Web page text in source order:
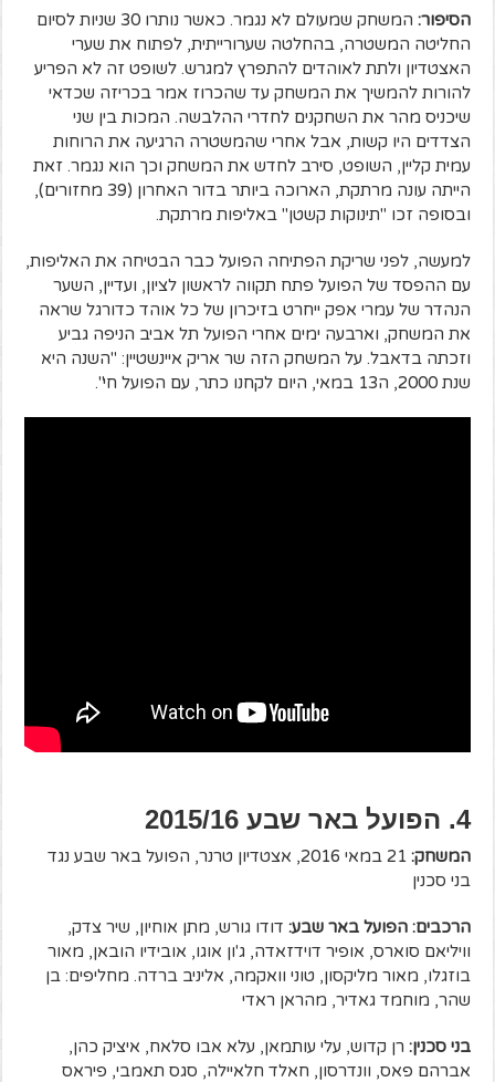
הסיפור:
המשחק שמעולם לא נגמר. כאשר נותרו 30 שניות לסיום
החליטה המשטרה, בהחלטה שערורייתית, לפתוח את שערי
האצטדיון ולתת לאוהדים להתפרץ למגרש. לשופט זה לא הפריע
להורות להמשיך את המשחק עד שהכרוז אמר בכריזה שכדאי
שיכניס מהר את השחקנים לחדרי ההלבשה. המכות בין שני
הצדדים היו קשות, אבל אחרי שהמשטרה הרגיעה את הרוחות
עמית קליין, השופט, סירב לחדש את המשחק וכך הוא נגמר. זאת
הייתה עונה מרתקת, הארוכה ביותר בדור האחרון (39 מחזורים),
ובסופה זכו "תינוקות קשטן" באליפות מרתקת.
למעשה, לפני שריקת הפתיחה הפועל כבר הבטיחה את האליפות,
עם ההפסד של הפועל פתח תקווה לראשון לציון, ועדיין, השער
הנהדר של עמרי אפק ייחרט בזיכרון של כל אוהד כדורגל שראה
את המשחק, וארבעה ימים אחרי הפועל תל אביב הניפה גביע
וזכתה בדאבל. על המשחק הזה שר אריק איינשטיין: "השנה היא
שנת 2000, ה13 במאי, היום לקחנו כתר, עם הפועל חי".
4. הפועל באר שבע 2015/16
המשחק:
21 במאי 2016, אצטדיון טרנר, הפועל באר שבע נגד
בני סכנין
הרכבים: הפועל באר שבע: דודו גורש, מתן אוחיון, שיר צדק,
וויליאם סוארס, אופיר דוידזאדה, ג'ון אוגו, אובידיו הובאן, מאור
בוזגלו, מאור מליקסון, טוני וואקמה, אליניב ברדה. מחליפים: בן
שהר, מוחמד גאדיר, מהראן ראדי
בני סכנין: רן קדוש, עלי עותמאן, עלא אבו סלאח, איציק כהן,
אברהם פאס, וונדרסון, חאלד חלאיילה, סגס תאמבי, פיראס